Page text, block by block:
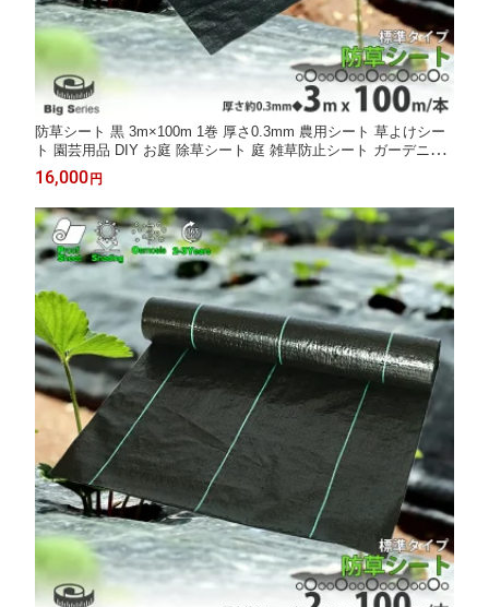
防草シート 黒 3m×100m 1巻 厚さ0.3mm 農用シート 草よけシー
ト 園芸用品 DIY お庭 除草シート 庭 雑草防止シート ガーデニン
グ 田んぼ 畑 ハウス ライン入り 雑雑草抑制 砂利下 人工芝下 雑草
家庭菜園 園芸用 ガレージ 区分100S NP-080
16,000 円